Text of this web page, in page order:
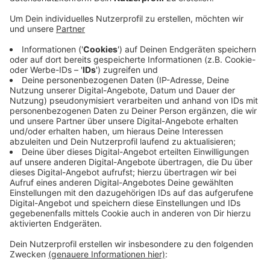
Impfzentrum allerdings werden nur
Zweitimpfungen gemacht, dort fehlt der
Impfstoff. Die Betriebsärztinnen und -ärzte in den
Unternehmen sollten eigentlich auch starten, auch
hier fehlt der Impfstoff, heißt es von der IHK. Die
Hausarztpraxen sind nach wie vor telefonisch
kaum noch erreichbar, hinzu kämen jetzt viele
Anfragen per Mail. Mehr als 100 Prozent zu
arbeiten, gehe eben nicht, sagt Altermann.
Immerhin habe man das Impfangebot jetzt in die
Fläche gebracht.
Veröffentlicht:Dienstag, 08.06.2021 06:54
Anzeige